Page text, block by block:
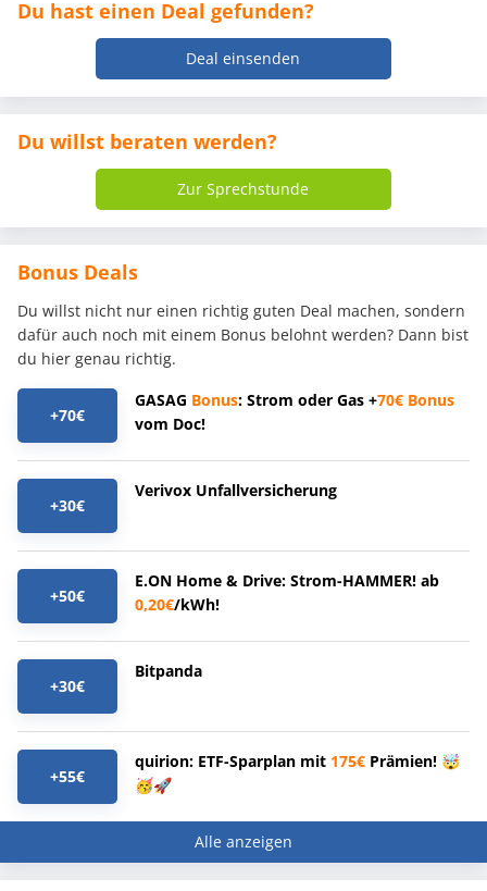
Du hast einen Deal gefunden?
Deal einsenden
Du willst beraten werden?
Zur Sprechstunde
Bonus Deals
Du willst nicht nur einen richtig guten Deal machen, sondern
dafür auch noch mit einem Bonus belohnt werden? Dann bist
du hier genau richtig.
+70€
GASAG Bonus: Strom oder Gas +70€ Bonus
vom Doc!
+30€
Verivox Unfallversicherung
+50€
E.ON Home & Drive: Strom-HAMMER! ab
0,20€/kWh!
+30€
Bitpanda
+55€
quirion: ETF-Sparplan mit 175€ Prämien! 🤯
🥳🚀
Alle anzeigen